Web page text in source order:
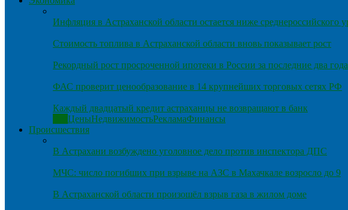
Инфляция в Астраханской области остается ниже среднероссийского
Стоимость топлива в Астраханской области вновь показывает рост
Рекордный рост просроченной ипотеки в России за последние два года
ФАС проверит ценообразование в 14 крупнейших торговых сетях РФ
Каждый двадцатый кредит астраханцы не возвращают в банк
ЦеныНедвижимостьРекламаФинансы
Происшествия
В Астрахани возбуждено уголовное дело против инспектора ДПС
МЧС: число погибших при взрыве на АЗС в Махачкале возросло до 9
В Астраханской области произошёл взрыв газа в жилом доме